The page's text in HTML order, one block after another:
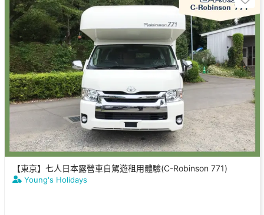
【東京】七人日本露營車自駕遊租用體驗(C-Robinson 771)
Young's Holidays